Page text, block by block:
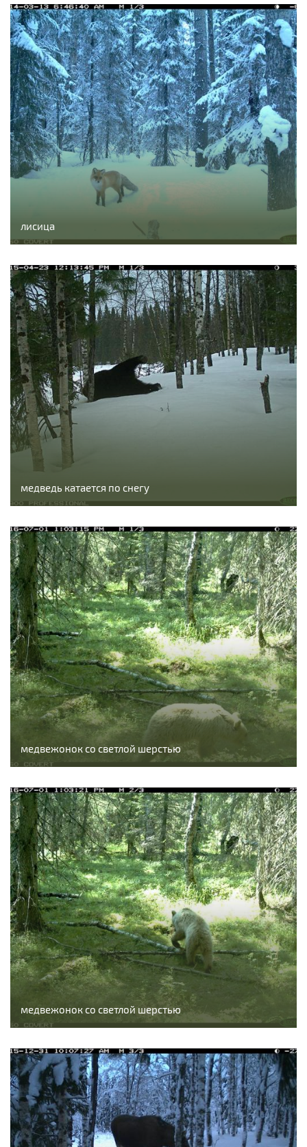
лисица
медведь катается по снегу
медвежонок со светлой шерстью
медвежонок со светлой шерстью